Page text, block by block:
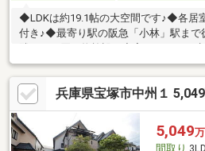
◆LDKは約19.1帖の大空間です♪◆各居
付き♪◆最寄り駅の阪急「小林」駅ま
■□■フレスコ小林店まで徒歩２分宝塚
コカラファイン 宝塚小林店まで徒歩３
5丁目店まで徒歩４分イズミヤ 小林店ま
小林店まで徒歩８分◇西山小学校◇
になられたい方◆◇◆【電話で問い合
い！！
兵庫県宝塚市中州１
5,049
間取り